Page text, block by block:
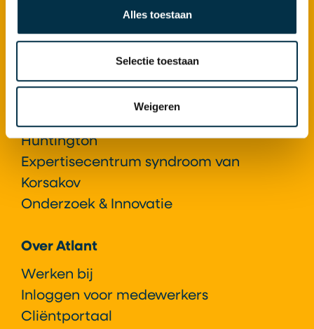
Alles toestaan
Selectie toestaan
Weigeren
Syndroom van Korsakov
Expertisecentrum Gerontopsychiatrie+
Huntington
Expertisecentrum syndroom van
Korsakov
Onderzoek & Innovatie
Over Atlant
Werken bij
Inloggen voor medewerkers
Cliëntportaal